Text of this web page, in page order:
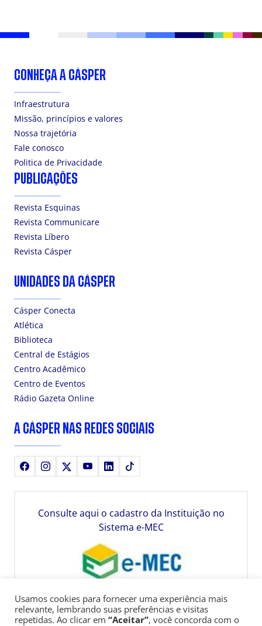
CONHEÇA A CÁSPER
Infraestrutura
Missão, princípios e valores
Nossa trajetória
Fale conosco
Politica de Privacidade
PUBLICAÇÕES
Revista Esquinas
Revista Communicare
Revista Líbero
Revista Cásper
UNIDADES DA CÁSPER
Cásper Conecta
Atlética
Biblioteca
Central de Estágios
Centro Acadêmico
Centro de Eventos
Rádio Gazeta Online
A CÁSPER NAS REDES SOCIAIS
FacebookInstagram YoutubeLinkedIn
Consulte aqui o cadastro da Instituição no
Sistema e-MEC
Usamos cookies para fornecer uma experiência mais
relevante, lembrando suas preferências e visitas
repetidas. Ao clicar em “Aceitar”, você concorda com o